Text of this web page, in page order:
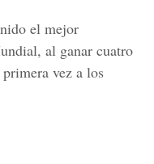
el mejor
al ganar cuatro
vez a los